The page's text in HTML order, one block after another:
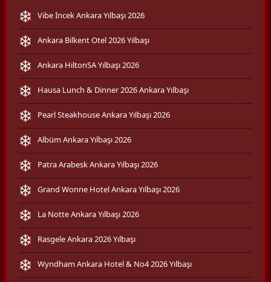
Vibe İncek Ankara Yılbaşı 2026
Ankara Bilkent Otel 2026 Yılbaşı
Ankara HiltonSA Yılbaşı 2026
Hausa Lunch & Dinner 2026 Ankara Yılbaşı
Pearl Steakhouse Ankara Yılbaşı 2026
Albüm Ankara Yılbaşı 2026
Patra Arabesk Ankara Yılbaşı 2026
Grand Wonne Hotel Ankara Yılbaşı 2026
La Notte Ankara Yılbaşı 2026
Rasgele Ankara 2026 Yılbaşı
Wyndham Ankara Hotel & No4 2026 Yılbaşı